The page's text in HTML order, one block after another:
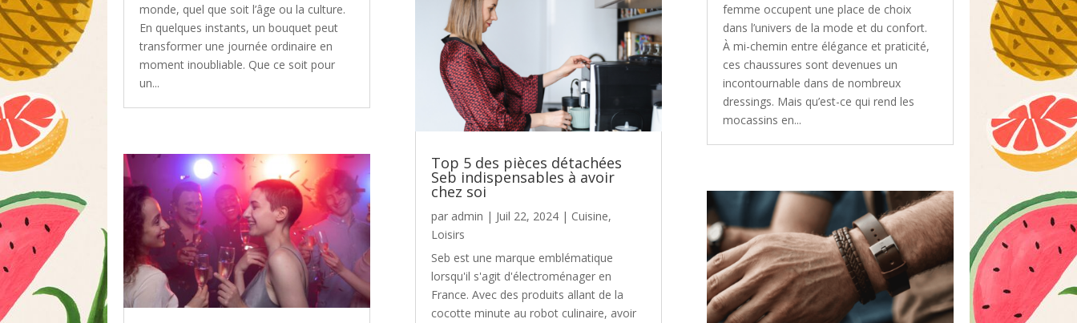
monde, quel que soit l’âge ou la culture.
En quelques instants, un bouquet peut
transformer une journée ordinaire en
moment inoubliable. Que ce soit pour
un...
Top 5 des pièces détachées
Seb indispensables à avoir
chez soi
par admin | Juil 22, 2024 | Cuisine,
Loisirs
Seb est une marque emblématique
lorsqu'il s'agit d'électroménager en
France. Avec des produits allant de la
cocotte minute au robot culinaire, avoir
femme occupent une place de choix
dans l’univers de la mode et du confort.
À mi-chemin entre élégance et praticité,
ces chaussures sont devenues un
incontournable dans de nombreux
dressings. Mais qu’est-ce qui rend les
mocassins en...